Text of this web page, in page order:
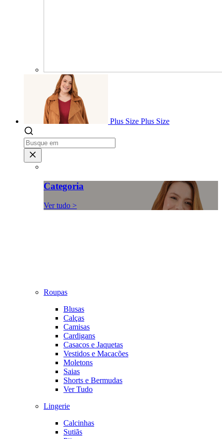
Plus Size Plus Size
Categoria
Ver tudo >
Roupas
Blusas
Calças
Camisas
Cardigans
Casacos e Jaquetas
Vestidos e Macacões
Moletons
Saias
Shorts e Bermudas
Ver Tudo
Lingerie
Calcinhas
Sutiãs